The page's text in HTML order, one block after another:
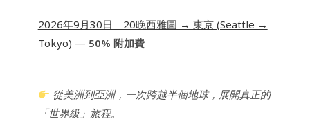
2026年9月30日｜20晚西雅圖 → 東京 (Seattle →
Tokyo) — 50% 附加費
從美洲到亞洲，一次跨越半個地球，展開真正的
「世界級」旅程。